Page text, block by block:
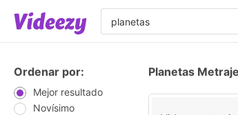
Ordenar por:
Mejor resultado
Novísimo
Planetas